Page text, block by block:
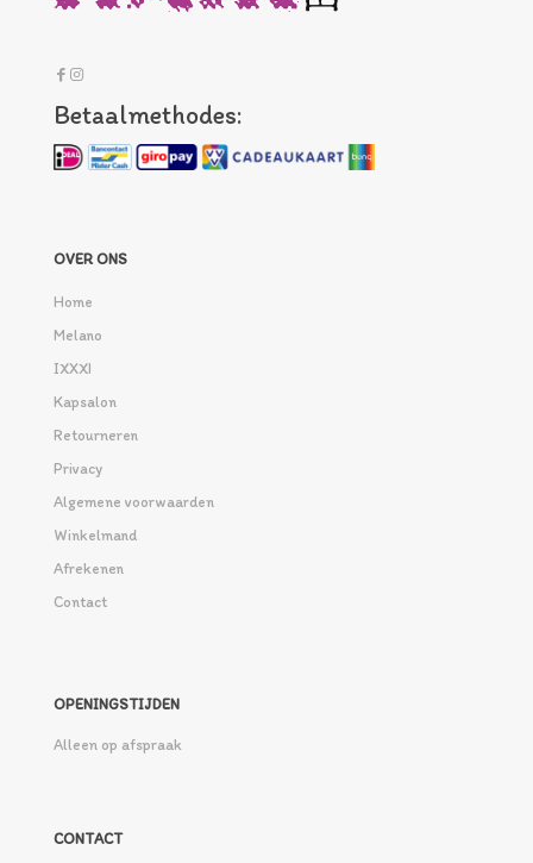
Betaalmethodes:
OVER ONS
Home
Melano
IXXXI
Kapsalon
Retourneren
Privacy
Algemene voorwaarden
Winkelmand
Afrekenen
Contact
OPENINGSTIJDEN
Alleen op afspraak
CONTACT